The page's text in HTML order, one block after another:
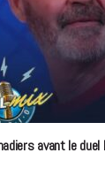
avant le